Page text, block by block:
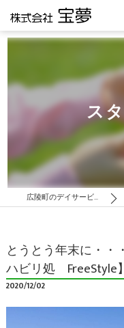
ス
広陵町のデイサービスはリハビリ処 FreeStyle
とうとう年末に・・
ハビリ処 FreeStyle】
2020/12/02